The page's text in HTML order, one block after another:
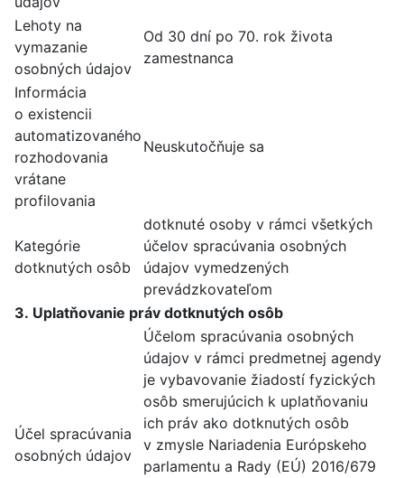
Lehoty na
vymazanie
osobných údajov
Od 30 dní po 70. rok života
zamestnanca
Informácia
o existencii
automatizovaného
rozhodovania
vrátane
profilovania
Neuskutočňuje sa
Kategórie
dotknutých osôb
dotknuté osoby v rámci všetkých
účelov spracúvania osobných
údajov vymedzených
prevádzkovateľom
3. Uplatňovanie práv dotknutých osôb
Účel spracúvania
osobných údajov
Účelom spracúvania osobných
údajov v rámci predmetnej agendy
je vybavovanie žiadostí fyzických
osôb smerujúcich k uplatňovaniu
ich práv ako dotknutých osôb
v zmysle Nariadenia Európskeho
parlamentu a Rady (EÚ) 2016/679